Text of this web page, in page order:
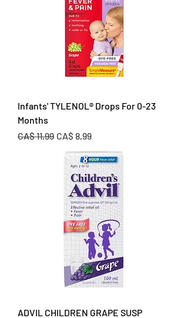
Infants' TYLENOL® Drops For 0-23
Months
Preço normal
CA$ 11,99 Preço promocional
CA$ 8,99
ADVIL CHILDREN GRAPE SUSP